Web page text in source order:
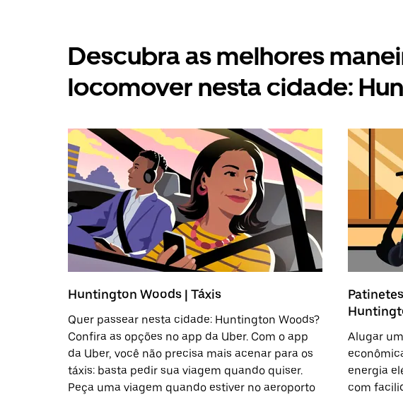
Descubra as melhores
locomover nesta cidade:
Huntington Woods | Táxis
Quer passear nesta cidade: Huntington Woods?
Confira as opções no app da Uber. Com o app
da Uber, você não precisa mais acenar para os
táxis: basta pedir sua viagem quando quiser.
Peça uma viagem quando estiver no aeroporto
Alugar
energia
com